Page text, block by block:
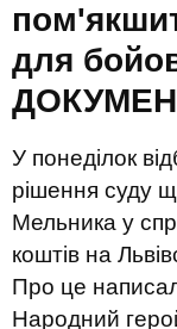
для
У понеділок
рішення суду
Мельника у
коштів на
Про це
Народний